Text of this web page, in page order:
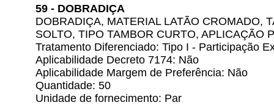
59 - DOBRADIÇA
DOBRADIÇA, MATERIAL LATÃO CROMADO,
SOLTO, TIPO TAMBOR CURTO, APLICAÇÃO
Tratamento Diferenciado: Tipo I - Participação
Aplicabilidade Decreto 7174: Não
Aplicabilidade Margem de Preferência: Não
Quantidade: 50
Unidade de fornecimento: Par